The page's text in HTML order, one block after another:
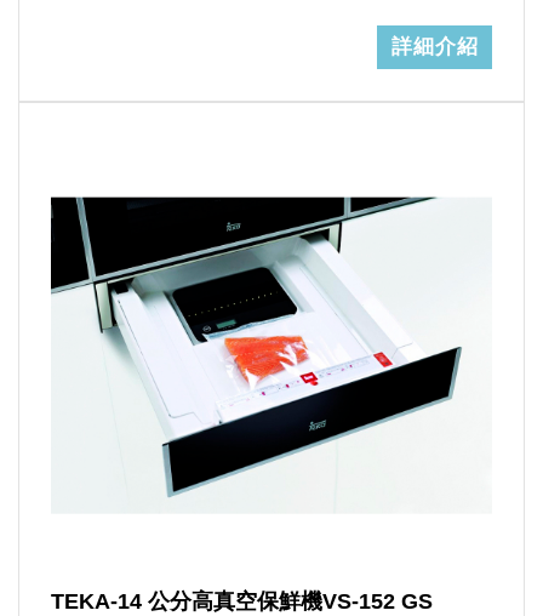
詳細介紹
TEKA-14 公分高真空保鮮機VS-152 GS